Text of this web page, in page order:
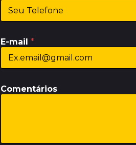
E-mail *
Comentários